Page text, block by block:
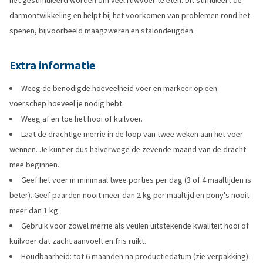
darmontwikkeling en helpt bij het voorkomen van problemen rond het
spenen, bijvoorbeeld maagzweren en stalondeugden.
Extra informatie
Weeg de benodigde hoeveelheid voer en markeer op een
voerschep hoeveel je nodig hebt.
Weeg af en toe het hooi of kuilvoer.
Laat de drachtige merrie in de loop van twee weken aan het voer
wennen. Je kunt er dus halverwege de zevende maand van de dracht
mee beginnen.
Geef het voer in minimaal twee porties per dag (3 of 4 maaltijden is
beter). Geef paarden nooit meer dan 2 kg per maaltijd en pony's nooit
meer dan 1 kg.
Gebruik voor zowel merrie als veulen uitstekende kwaliteit hooi of
kuilvoer dat zacht aanvoelt en fris ruikt.
Houdbaarheid: tot 6 maanden na productiedatum (zie verpakking).